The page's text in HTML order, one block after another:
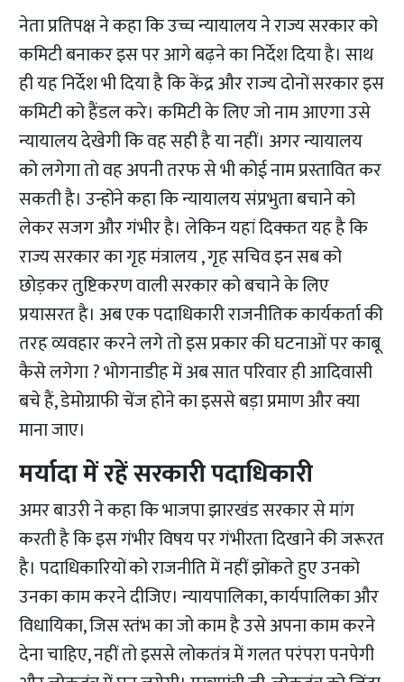
नेता प्रतिपक्ष ने कहा कि उच्च न्यायालय ने राज्य सरकार को
कमिटी बनाकर इस पर आगे बढ़ने का निर्देश दिया है। साथ
ही यह निर्देश भी दिया है कि केंद्र और राज्य दोनों सरकार इस
कमिटी को हैंडल करे। कमिटी के लिए जो नाम आएगा उसे
न्यायालय देखेगी कि वह सही है या नहीं। अगर न्यायालय
को लगेगा तो वह अपनी तरफ से भी कोई नाम प्रस्तावित कर
सकती है। उन्होंने कहा कि न्यायालय संप्रभुता बचाने को
लेकर सजग और गंभीर है। लेकिन यहां दिक्कत यह है कि
राज्य सरकार का गृह मंत्रालय , गृह सचिव इन सब को
छोड़कर तुष्टिकरण वाली सरकार को बचाने के लिए
प्रयासरत है। अब एक पदाधिकारी राजनीतिक कार्यकर्ता की
तरह व्यवहार करने लगे तो इस प्रकार की घटनाओं पर काबू
कैसे लगेगा ? भोगनाडीह में अब सात परिवार ही आदिवासी
बचे हैं, डेमोग्राफी चेंज होने का इससे बड़ा प्रमाण और क्या
माना जाए।
मर्यादा में रहें सरकारी पदाधिकारी
अमर बाउरी ने कहा कि भाजपा झारखंड सरकार से मांग
करती है कि इस गंभीर विषय पर गंभीरता दिखाने की जरूरत
है। पदाधिकारियों को राजनीति में नहीं झोंकते हुए उनको
उनका काम करने दीजिए। न्यायपालिका, कार्यपालिका और
विधायिका, जिस स्तंभ का जो काम है उसे अपना काम करने
देना चाहिए, नहीं तो इससे लोकतंत्र में गलत परंपरा पनपेगी